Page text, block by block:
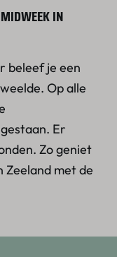
IN
beleef je een
Op alle
Er
Zo geniet
Zeeland met de